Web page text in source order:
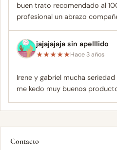
buen trato recomendado al
profesional un abrazo
jajajajaja sin apelllido
★★★★★Hace 3 años
Irene y gabriel mucha
me kedo muy buenos
Contacto